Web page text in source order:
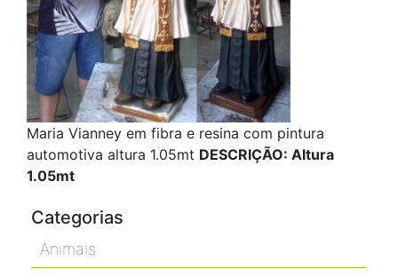
Maria Vianney em fibra e resina com pintura
automotiva altura 1.05mt DESCRIÇÃO: Altura
1.05mt
Categorias
Animais